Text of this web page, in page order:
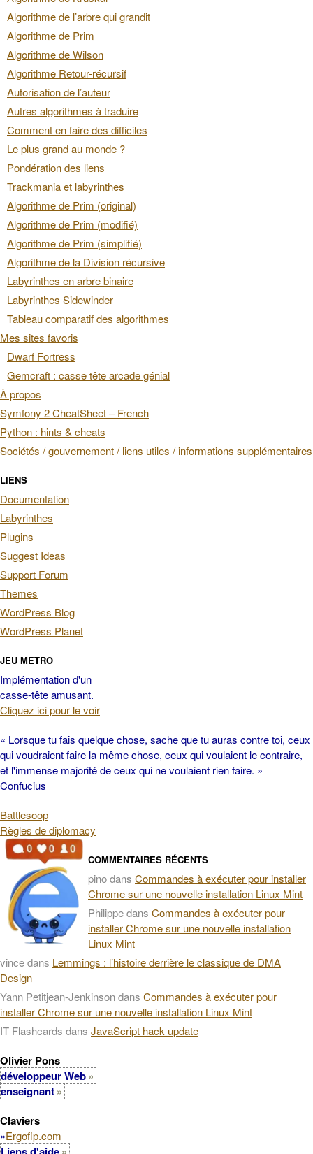
Algorithme de l’arbre qui grandit
Algorithme de Prim
Algorithme de Wilson
Algorithme Retour-récursif
Autorisation de l’auteur
Autres algorithmes à traduire
Comment en faire des difficiles
Le plus grand au monde ?
Pondération des liens
Trackmania et labyrinthes
Algorithme de Prim (original)
Algorithme de Prim (modifié)
Algorithme de Prim (simplifié)
Algorithme de la Division récursive
Labyrinthes en arbre binaire
Labyrinthes Sidewinder
Tableau comparatif des algorithmes
Mes sites favoris
Dwarf Fortress
Gemcraft : casse tête arcade génial
À propos
Symfony 2 CheatSheet – French
Python : hints & cheats
Sociétés / gouvernement / liens utiles / informations supplémentaires
LIENS
Documentation
Labyrinthes
Plugins
Suggest Ideas
Support Forum
Themes
WordPress Blog
WordPress Planet
JEU METRO
Implémentation d'un
casse-tête amusant.
Cliquez ici pour le voir
« Lorsque tu fais quelque chose, sache que tu auras contre toi, ceux
qui voudraient faire la même chose, ceux qui voulaient le contraire,
et l'immense majorité de ceux qui ne voulaient rien faire. »
Confucius
Battlesoop
Règles de diplomacy
COMMENTAIRES RÉCENTS
pinodans Commandes à exécuter pour installer
Chrome sur une nouvelle installation Linux Mint
Philippedans Commandes à exécuter pour
installer Chrome sur une nouvelle installation
Linux Mint
vincedans Lemmings : l’histoire derrière le classique de DMA
Design
Yann Petitjean-Jenkinsondans Commandes à exécuter pour
installer Chrome sur une nouvelle installation Linux Mint
IT Flashcards dans JavaScript hack update
Olivier Pons
développeur Web
enseignant
Claviers
»Ergofip.com